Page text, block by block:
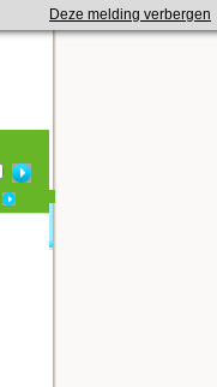
Deze melding verbergen